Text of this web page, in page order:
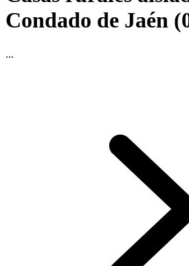
Condado de Jaén
...